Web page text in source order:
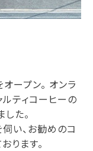
ープン。 オンラ
ティコーヒーの
た。
い、お勧めのコ
ります。